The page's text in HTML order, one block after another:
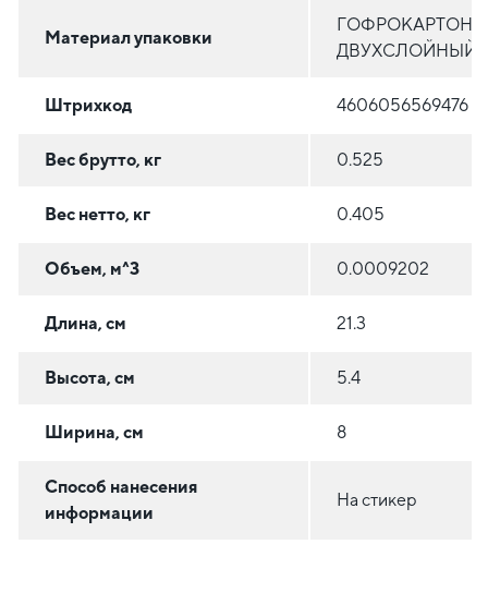
Материал упаковки
ГОФРОКАРТОН
ДВУХСЛОЙНЫЙ
Штрихкод 4606056569476
Вес брутто, кг 0.525
Вес нетто, кг 0.405
Объем, м^3 0.0009202
Длина, см 21.3
Высота, см 5.4
Ширина, см 8
Способ нанесения
информации
На стикер